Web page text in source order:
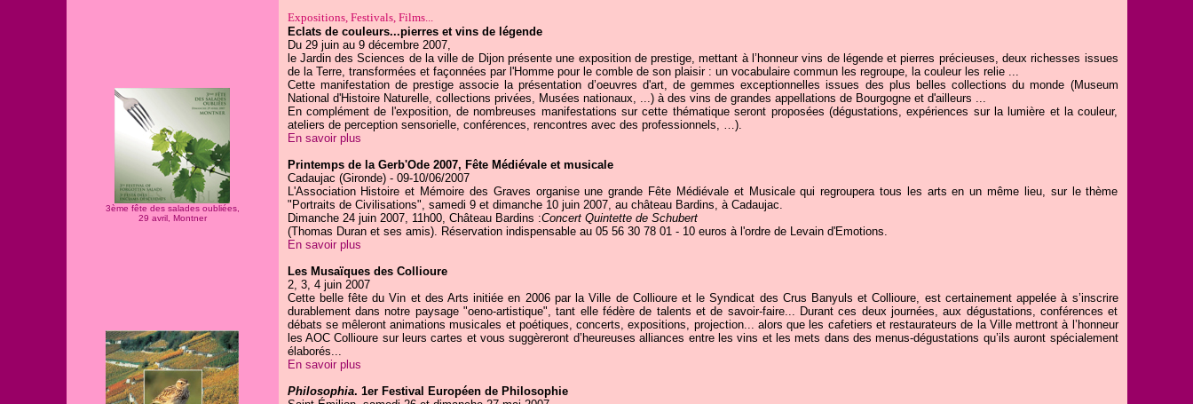
3ème fête des salades oubliées,
29 avril, Montner
Expositions, Festivals, Films...
Eclats de couleurs...pierres et vins de légende
Du 29 juin au 9 décembre 2007,
le Jardin des Sciences de la ville de Dijon présente une exposition de prestige, mettant à l’honneur vins de légende et pierres précieuses, deux richesses issues
de la Terre, transformées et façonnées par l'Homme pour le comble de son plaisir : un vocabulaire commun les regroupe, la couleur les relie ...
Cette manifestation de prestige associe la présentation d’oeuvres d'art, de gemmes exceptionnelles issues des plus belles collections du monde (Museum
National d'Histoire Naturelle, collections privées, Musées nationaux, ...) à des vins de grandes appellations de Bourgogne et d'ailleurs ...
En complément de l'exposition, de nombreuses manifestations sur cette thématique seront proposées (dégustations, expériences sur la lumière et la couleur,
ateliers de perception sensorielle, conférences, rencontres avec des professionnels, …).
En savoir plus
Printemps de la Gerb'Ode 2007, Fête Médiévale et musicale
Cadaujac (Gironde) - 09-10/06/2007
L'Association Histoire et Mémoire des Graves organise une grande Fête Médiévale et Musicale qui regroupera tous les arts en un même lieu, sur le thème
"Portraits de Civilisations", samedi 9 et dimanche 10 juin 2007, au château Bardins, à Cadaujac.
Dimanche 24 juin 2007, 11h00, Château Bardins :Concert Quintette de Schubert
(Thomas Duran et ses amis). Réservation indispensable au 05 56 30 78 01 - 10 euros à l'ordre de Levain d'Emotions.
En savoir plus
Les Musaïques des Collioure
2, 3, 4 juin 2007
Cette belle fête du Vin et des Arts initiée en 2006 par la Ville de Collioure et le Syndicat des Crus Banyuls et Collioure, est certainement appelée à s’inscrire
durablement dans notre paysage "oeno-artistique", tant elle fédère de talents et de savoir-faire... Durant ces deux journées, aux dégustations, conférences et
débats se mêleront animations musicales et poétiques, concerts, expositions, projection... alors que les cafetiers et restaurateurs de la Ville mettront à l’honneur
les AOC Collioure sur leurs cartes et vous suggèreront d’heureuses alliances entre les vins et les mets dans des menus-dégustations qu’ils auront spécialement
élaborés...
En savoir plus
Philosophia. 1er Festival Européen de Philosophie